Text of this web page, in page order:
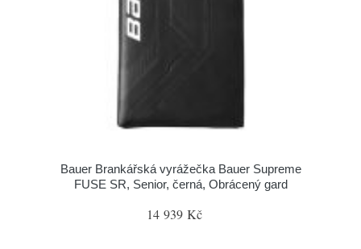
Bauer Brankářská vyrážečka Bauer Supreme
FUSE SR, Senior, černá, Obrácený gard
14 939 Kč